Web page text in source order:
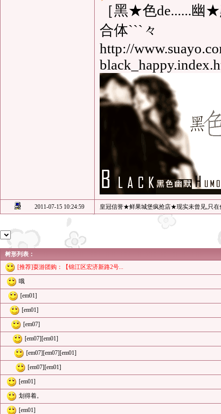
［黑★色de......幽
合体```々
http://
2011-07-15 10:24:59 皇冠信誉★鲜果城堡疯抢店★现实未曾见,只在
树形列表：
[推荐]耍游团购：【锦江区宏济新路2号...
哦
[em01]
[em01]
[em07]
[em07][em01]
[em07][em07][em01]
[em07][em01]
[em01]
划得着。
[em01]